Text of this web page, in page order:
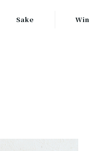
Sake
中部地方の地酒